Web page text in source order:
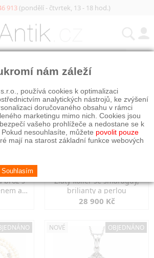
913(pondělí - čtvrtek, 13 - 18 hod.)
brož s
a
Zlatý kolier se smaragdy,
brilianty a perlou
28 900 Kč
NOVÉ OBJEDNÁNO
nám záleží
používá cookies k optimalizaci
analytických nástrojů, ke zvýšení
doručovaného obsahu v rámci
marketingu mimo nich. Cookies jsou
vašeho prohlížeče a nedostane se k
nesouhlasíte, můžete povolit pouze
mají na starost základní funkce webových
Souhlasím